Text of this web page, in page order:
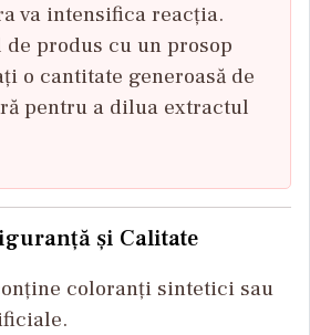
va intensifica reacția.
de produs cu un prosop
o cantitate generoasă de
pentru a dilua extractul
și Calitate
coloranți sintetici sau